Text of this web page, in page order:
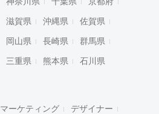
滋賀県 沖縄県 佐賀県
岡山県 長崎県 群馬県
三重県 熊本県 石川県
マーケティング デザイナー